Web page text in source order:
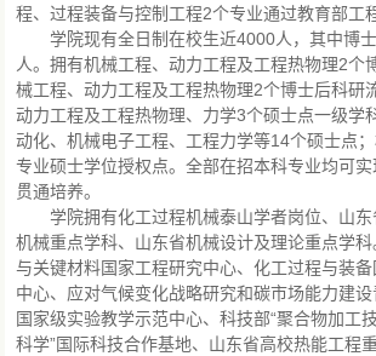
程、过程装备与控制工程2个专业通过教育部工
学院现有全日制在校生近4000人，其中博
人。拥有机械工程、动力工程及工程热物理2个
械工程、动力工程及工程热物理2个博士后科研
动力工程及工程热物理、力学3个硕士点一级学
动化、机械电子工程、工程力学等14个硕士点
专业硕士学位授权点。全部在招本科专业均可
贯通培养。
学院拥有化工过程机械泰山学者岗位、山
机械重点学科、山东省机械设计及理论重点学
与关键材料国家工程研究中心、化工过程与装
中心、应对气候变化战略研究和碳市场能力建
国家级实验教学示范中心、科技部“聚合物加工
科学”国际科技合作基地、山东省高校热能工程